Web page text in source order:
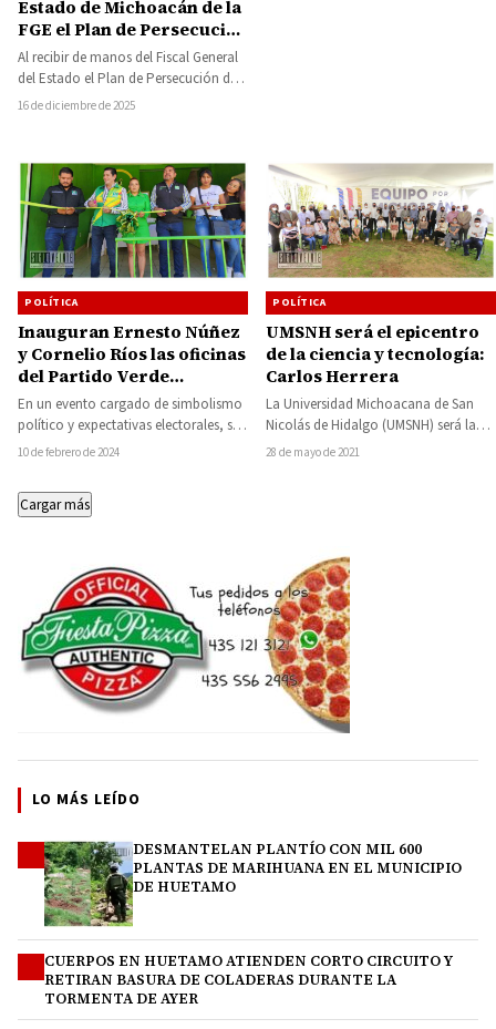
Estado de Michoacán de la
FGE el Plan de Persecución
del Delito 2025-2034
Al recibir de manos del Fiscal General
del Estado el Plan de Persecución del
Delito 2025-2034, la Presidenta…
16 de diciembre de 2025
POLÍTICA
Inauguran Ernesto Núñez
y Cornelio Ríos las oficinas
del Partido Verde
Ecologista de México en
Susupuato
En un evento cargado de simbolismo
político y expectativas electorales, se
llevó a cabo ayer viernes por la…
10 de febrero de 2024
POLÍTICA
UMSNH será el epicentro
de la ciencia y tecnología:
Carlos Herrera
La Universidad Michoacana de San
Nicolás de Hidalgo (UMSNH) será la
ciencia y conciencia del próximo
28 de mayo de 2021
Cargar más
LO MÁS LEÍDO
DESMANTELAN PLANTÍO CON MIL 600
PLANTAS DE MARIHUANA EN EL MUNICIPIO
DE HUETAMO
CUERPOS EN HUETAMO ATIENDEN CORTO CIRCUITO Y
RETIRAN BASURA DE COLADERAS DURANTE LA
TORMENTA DE AYER